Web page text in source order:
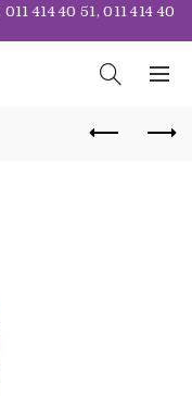
011 414 40 51,011 414 40